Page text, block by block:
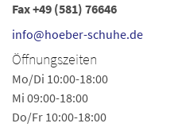
Fax +49 (581) 76646
info@hoeber-schuhe.de
Öffnungszeiten
Mo/Di 10:00-18:00
Mi 09:00-18:00
Do/Fr 10:00-18:00